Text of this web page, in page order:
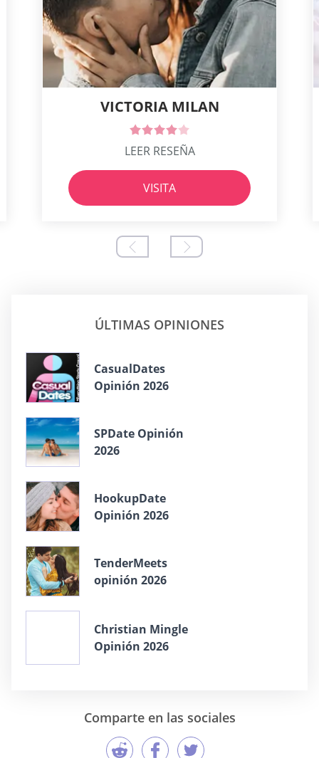
VICTORIA MILAN
LEER RESEÑA
VISITA
ÚLTIMAS OPINIONES
СasualDates
Opinión 2026
SPDate Opinión
2026
HookupDate
Opinión 2026
TenderMeets
opinión 2026
Christian Mingle
Opinión 2026
Comparte en las sociales